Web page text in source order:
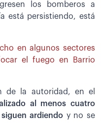
los bomberos a
está persistiendo, está
en algunos sectores
el fuego en Barrio
de la autoridad, en el
al menos cuatro
ardiendo y no se